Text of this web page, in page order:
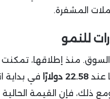
المشفرة.
السوق. منذ إطلاقها،
عند 22.58 دولارًا
في بداية
فإن القيمة الحالية